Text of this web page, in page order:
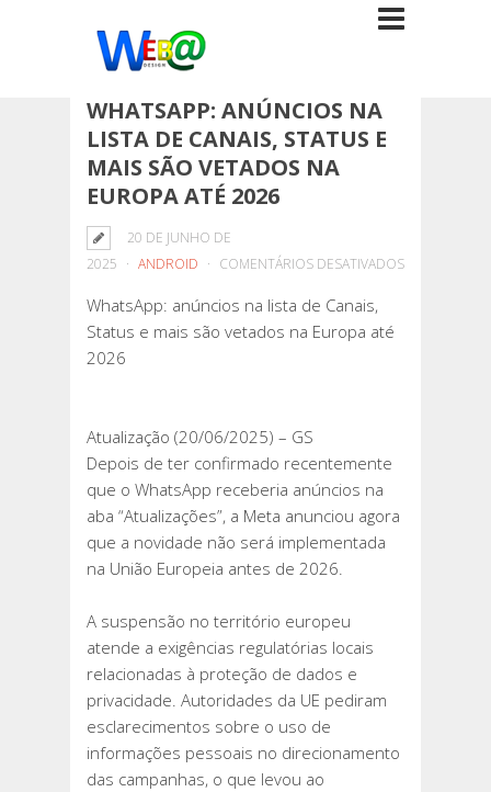
WHATSAPP: ANÚNCIOS NA
LISTA DE CANAIS, STATUS E
MAIS SÃO VETADOS NA
EUROPA ATÉ 2026
20 DE JUNHO DE
2025
ANDROID COMENTÁRIOS DESATIVADOSEM
WhatsApp: anúncios na lista de Canais,
Status e mais são vetados na Europa até
2026
Atualização (20/06/2025) – GS
Depois de ter confirmado recentemente
que o WhatsApp receberia anúncios na
aba “Atualizações”, a Meta anunciou agora
que a novidade não será implementada
na União Europeia antes de 2026.
A suspensão no território europeu
atende a exigências regulatórias locais
relacionadas à proteção de dados e
privacidade. Autoridades da UE pediram
esclarecimentos sobre o uso de
informações pessoais no direcionamento
das campanhas, o que levou ao